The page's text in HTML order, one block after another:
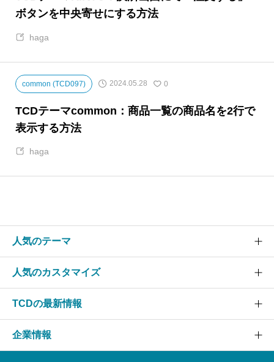
ボタンを中央寄せにする方法
haga
common (TCD097) 2024.05.28 0
TCDテーマcommon：商品一覧の商品名を2行で
表示する方法
haga
人気のテーマ
SOLARIS
NANO
人気のカスタマイズ
グローバルメニュー
TCDの最新情報
TCDニュース
企業情報